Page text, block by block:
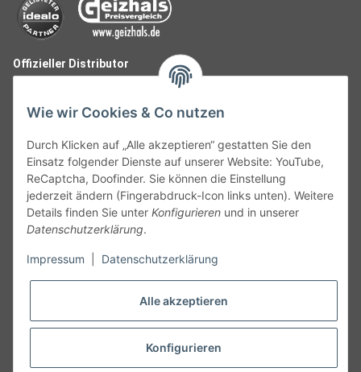
Offizieller Distributor
Follow Us
Widerruf
Vertrag widerrufen
Wie wir Cookies & Co nutzen
Durch Klicken auf „Alle akzeptieren“ gestatten Sie den
Einsatz folgender Dienste auf unserer Website: YouTube,
ReCaptcha, Doofinder. Sie können die Einstellung
jederzeit ändern (Fingerabdruck-Icon links unten). Weitere
Details finden Sie unter Konfigurieren und in unserer
Datenschutzerklärung.
Impressum Datenschutzerklärung
Alle akzeptieren
Konfigurieren